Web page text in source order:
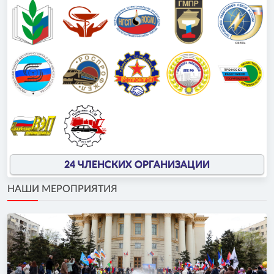
24 ЧЛЕНСКИХ ОРГАНИЗАЦИИ
НАШИ МЕРОПРИЯТИЯ